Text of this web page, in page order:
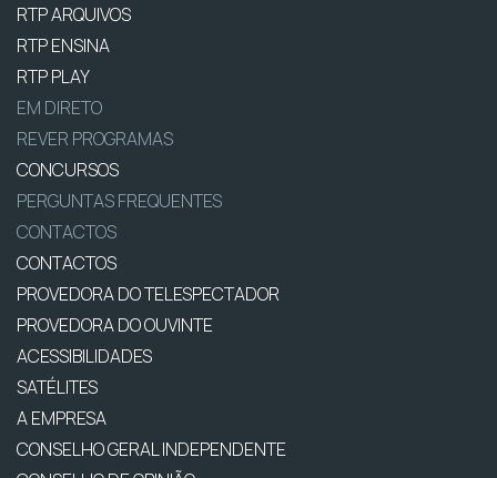
RTP ARQUIVOS
RTP ENSINA
RTP PLAY
EM DIRETO
REVER PROGRAMAS
CONCURSOS
PERGUNTAS FREQUENTES
CONTACTOS
CONTACTOS
PROVEDORA DO TELESPECTADOR
PROVEDORA DO OUVINTE
ACESSIBILIDADES
SATÉLITES
A EMPRESA
CONSELHO GERAL INDEPENDENTE